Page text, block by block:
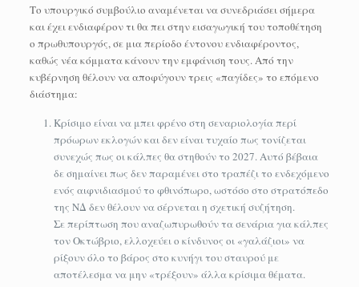
Το υπουργικό συμβούλιο αναμένεται να συνεδριάσει σήμερα
και έχει ενδιαφέρον τι θα πει στην εισαγωγική του τοποθέτηση
ο πρωθυπουργός, σε μια περίοδο έντονου ενδιαφέροντος,
καθώς νέα κόμματα κάνουν την εμφάνιση τους. Από την
κυβέρνηση θέλουν να αποφύγουν τρεις «παγίδες» το επόμενο
διάστημα:
Κρίσιμο είναι να μπει φρένο στη σεναριολογία περί
πρόωρων εκλογών και δεν είναι τυχαίο πως τονίζεται
συνεχώς πως οι κάλπες θα στηθούν το 2027. Αυτό βέβαια
δε σημαίνει πως δεν παραμένει στο τραπέζι το ενδεχόμενο
ενός αιφνιδιασμού το φθινόπωρο, ωστόσο στο στρατόπεδο
της ΝΔ δεν θέλουν να σέρνεται η σχετική συζήτηση.
Σε περίπτωση που αναζωπυρωθούν τα σενάρια για κάλπες
τον Οκτώβριο, ελλοχεύει ο κίνδυνος οι «γαλάζιοι» να
ρίξουν όλο το βάρος στο κυνήγι του σταυρού με
αποτέλεσμα να μην «τρέξουν» άλλα κρίσιμα θέματα.